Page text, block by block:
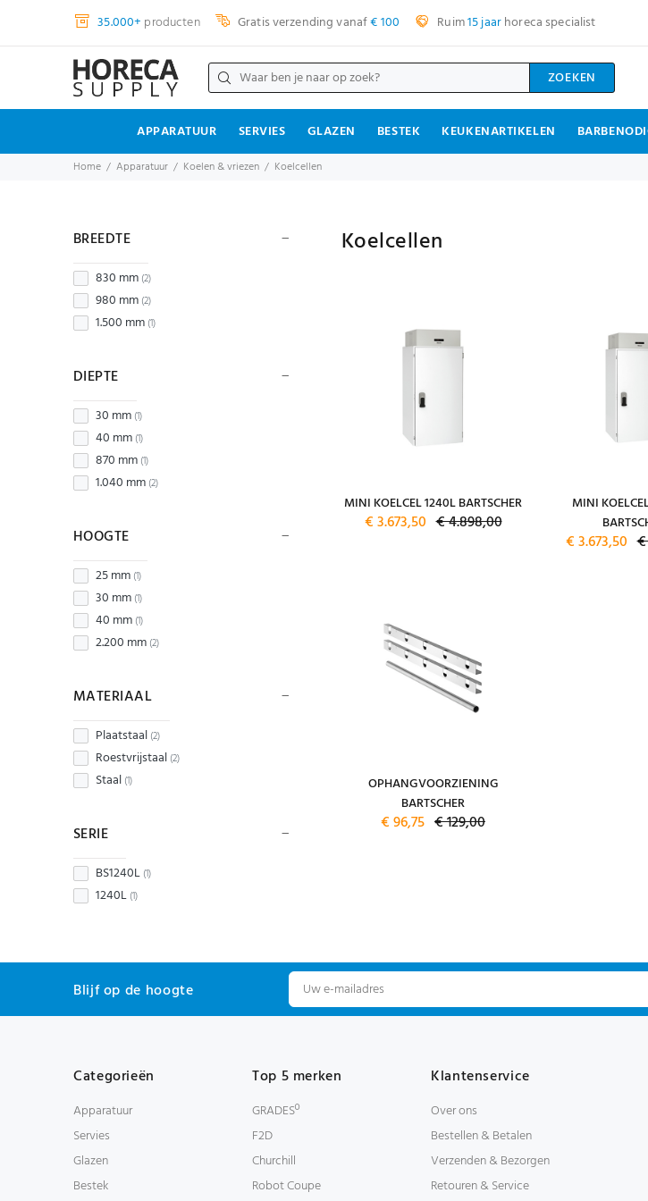
35.000+ producten Gratis verzending vanaf€ 100 Ruim15 jaarhoreca specialist
ZOEKEN
APPARATUUR SERVIES GLAZEN BESTEK KEUKENARTIKELEN
Home Apparatuur Koelen & vriezen Koelcellen
BREEDTE
830 mm (2)
980 mm (2)
1.500 mm (1)
DIEPTE
30 mm (1)
40 mm (1)
870 mm (1)
1.040 mm (2)
HOOGTE
25 mm (1)
30 mm (1)
40 mm (1)
2.200 mm (2)
MATERIAAL
Plaatstaal (2)
Roestvrijstaal (2)
Staal (1)
SERIE
BS1240L (1)
1240L (1)
Koelcellen
MINI KOELCEL 1240L BARTSCHER
€ 3.673,50 € 4.898,00
MINI
€ 3.673,50
OPHANGVOORZIENING
BARTSCHER
€ 96,75 € 129,00
Blijf op de hoogte
Categorieën
Apparatuur
Servies
Glazen
Bestek
Top 5 merken
GRADESº
F2D
Churchill
Robot Coupe
Klantenservice
Over ons
Bestellen & Betalen
Verzenden & Bezorgen
Retouren & Service